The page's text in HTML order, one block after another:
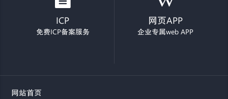
ICP
免费ICP备案服务
网页APP
企业专属web APP
网站首页